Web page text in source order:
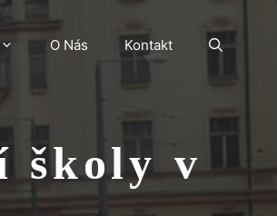
O Nás Kontakt
školy v